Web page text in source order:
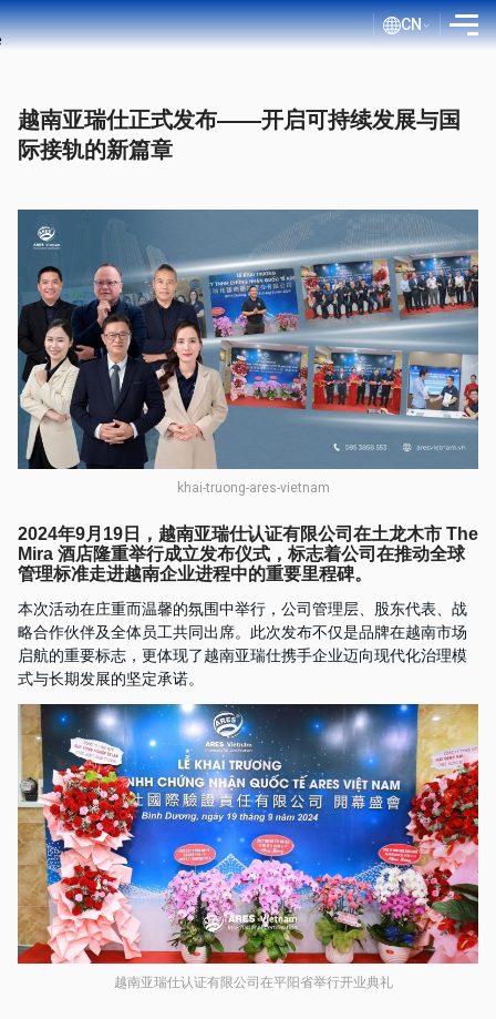
服务
ISO 博客
客户
证书查询
CN
越南亚瑞仕正式发布——开启可持续发展与国
际接轨的新篇章
khai-truong-ares-vietnam
2024年9月19日，越南亚瑞仕认证有限公司在土龙木市 The
Mira 酒店隆重举行成立发布仪式，标志着公司在推动全球
管理标准走进越南企业进程中的重要里程碑。
本次活动在庄重而温馨的氛围中举行，公司管理层、股东代表、战
略合作伙伴及全体员工共同出席。此次发布不仅是品牌在越南市场
启航的重要标志，更体现了越南亚瑞仕携手企业迈向现代化治理模
式与长期发展的坚定承诺。
越南亚瑞仕认证有限公司在平阳省举行开业典礼